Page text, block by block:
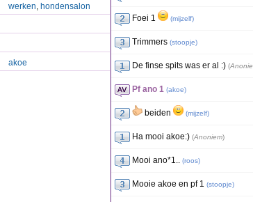
werken, hondensalon
akoe
Foei 1 (mijzelf)
Trimmers (stoopje)
De finse spits was er al :) (
Pf ano 1 (akoe)
beiden (mijzelf)
Ha mooi akoe:) (Anoniem)
Mooi ano*1.. (roos)
Mooie akoe en pf 1 (stoopje)